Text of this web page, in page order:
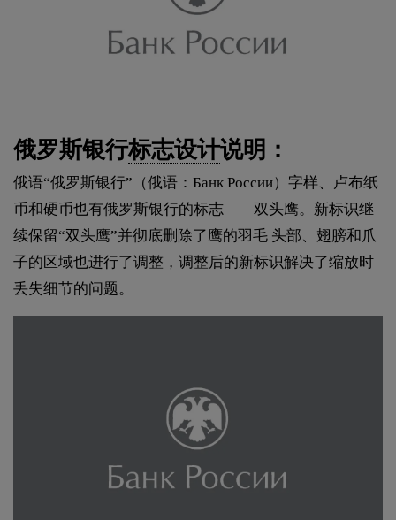
俄罗斯银行标志设计说明：
俄语“俄罗斯银行”（俄语：Банк России）字样、卢布纸
币和硬币也有俄罗斯银行的标志——双头鹰。新标识继
续保留“双头鹰”并彻底删除了鹰的羽毛 头部、翅膀和爪
子的区域也进行了调整，调整后的新标识解决了缩放时
丢失细节的问题。